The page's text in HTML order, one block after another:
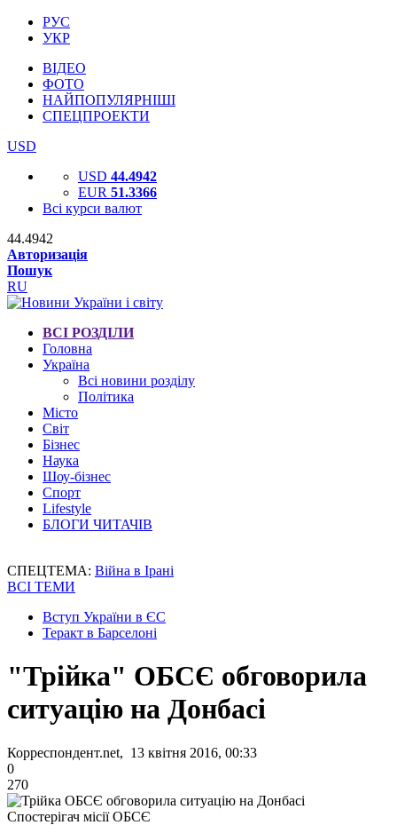
РУС
УКР
ВІДЕО
ФОТО
НАЙПОПУЛЯРНІШІ
СПЕЦПРОЕКТИ
USD
USD 44.4942
EUR 51.3366
Всі курси валют
44.4942
Авторизація
Пошук
RU
ВСІ РОЗДІЛИ
Головна
Україна
Всі новини розділу
Політика
Місто
Світ
Бізнес
Наука
Шоу-бізнес
Спорт
Lifestyle
БЛОГИ ЧИТАЧІВ
СПЕЦТЕМА: Війна в Ірані
ВСІ ТЕМИ
Вступ України в ЄС
Теракт в Барселоні
"Трійка" ОБСЄ обговорила
ситуацію на Донбасі
Корреспондент.net, 13 квітня 2016, 00:33
0
270
Спостерігач місії ОБСЄ